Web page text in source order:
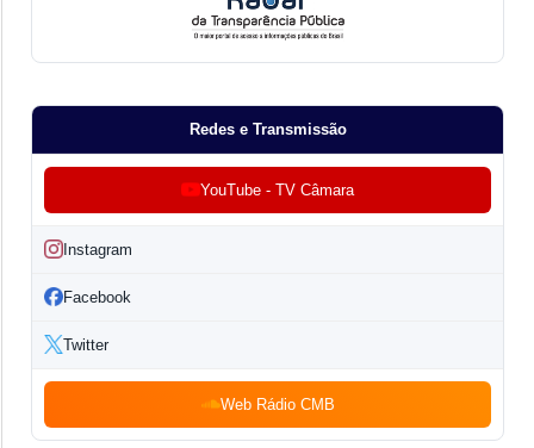
Redes e Transmissão
YouTube - TV Câmara
Instagram
Facebook
Twitter
Web Rádio CMB